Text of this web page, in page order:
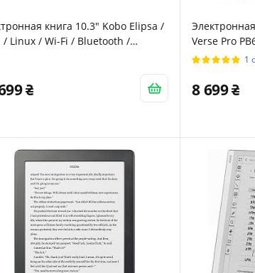
книга 10.3" Kobo Elipsa /
/ Linux / Wi-Fi / Bluetooth /
× 1872) / Поддержка стилуса /
яркость ComfortLight /
и Google Drive интеграция /
Verse Pro
сенсорный
/ Black
1
8 699